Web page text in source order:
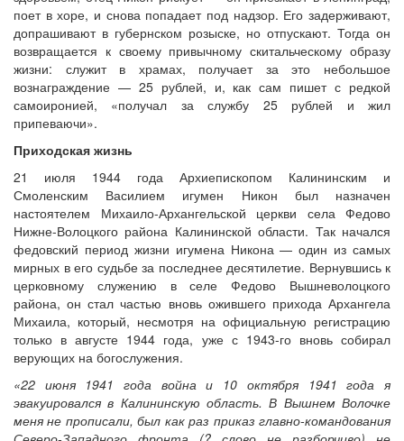
поет в хоре, и снова попадает под надзор. Его задерживают,
допрашивают в губернском розыске, но отпускают. Тогда он
возвращается к своему привычному скитальческому образу
жизни: служит в храмах, получает за это небольшое
вознаграждение — 25 рублей, и, как сам пишет с редкой
самоиронией, «получал за службу 25 рублей и жил
припеваючи».
Приходская жизнь
21 июля 1944 года Архиепископом Калининским и
Смоленским Василием игумен Никон был назначен
настоятелем Михаило-Архангельской церкви села Федово
Нижне-Волоцкого района Калининской области. Так начался
федовский период жизни игумена Никона — один из самых
мирных в его судьбе за последнее десятилетие. Вернувшись к
церковному служению в селе Федово Вышневолоцкого
района, он стал частью вновь ожившего прихода Архангела
Михаила, который, несмотря на официальную регистрацию
только в августе 1944 года, уже с 1943-го вновь собирал
верующих на богослужения.
«22 июня 1941 года война и 10 октября 1941 года я
эвакуировался в Калининскую область. В Вышнем Волочке
меня не прописали, был как раз приказ главно-командования